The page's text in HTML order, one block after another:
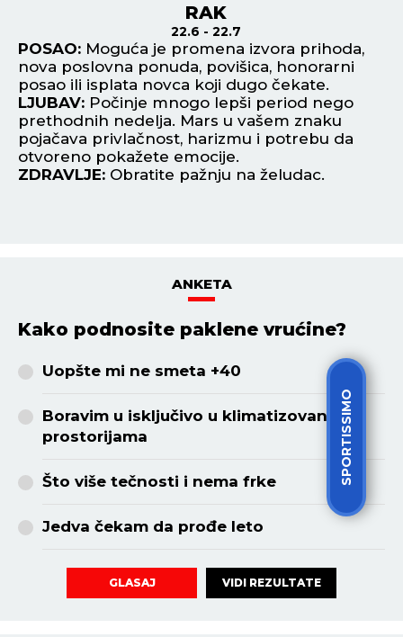
SPORTISSIMO
RAK
22.6 - 22.7
POSAO: Moguća je promena izvora prihoda,
nova poslovna ponuda, povišica, honorarni
posao ili isplata novca koji dugo čekate.
LJUBAV: Počinje mnogo lepši period nego
prethodnih nedelja. Mars u vašem znaku
pojačava privlačnost, harizmu i potrebu da
otvoreno pokažete emocije.
ZDRAVLJE: Obratite pažnju na želudac.
ANKETA
Kako podnosite paklene vrućine?
Uopšte mi ne smeta +40
Boravim u isključivo u klimatizovanim
prostorijama
Što više tečnosti i nema frke
Jedva čekam da prođe leto
GLASAJ VIDI REZULTATE